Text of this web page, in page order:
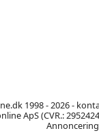
1998 - 2026 -
ApS (CVR.: